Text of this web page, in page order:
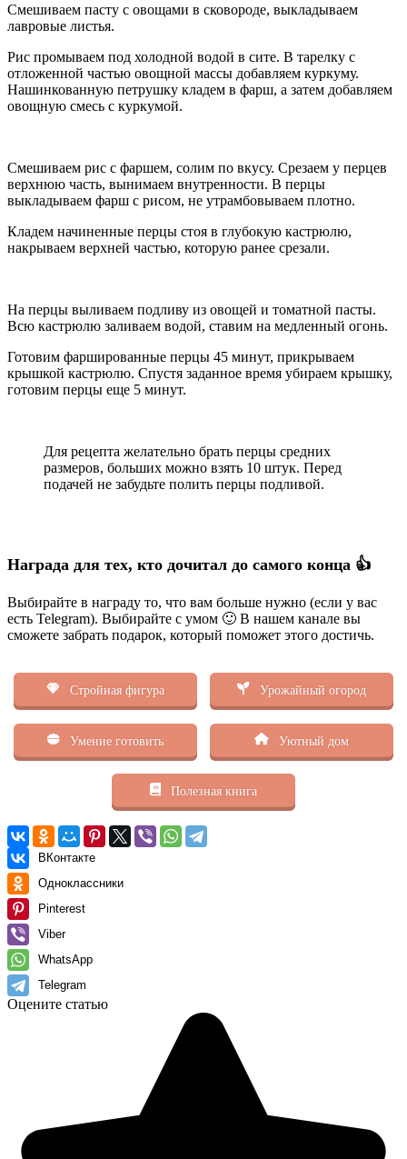
Смешиваем пасту с овощами в сковороде, выкладываем
лавровые листья.
Рис промываем под холодной водой в сите. В тарелку с
отложенной частью овощной массы добавляем куркуму.
Нашинкованную петрушку кладем в фарш, а затем добавляем
овощную смесь с куркумой.
Смешиваем рис с фаршем, солим по вкусу. Срезаем у перцев
верхнюю часть, вынимаем внутренности. В перцы
выкладываем фарш с рисом, не утрамбовываем плотно.
Кладем начиненные перцы стоя в глубокую кастрюлю,
накрываем верхней частью, которую ранее срезали.
На перцы выливаем подливу из овощей и томатной пасты.
Всю кастрюлю заливаем водой, ставим на медленный огонь.
Готовим фаршированные перцы 45 минут, прикрываем
крышкой кастрюлю. Спустя заданное время убираем крышку,
готовим перцы еще 5 минут.
Для рецепта желательно брать перцы средних
размеров, больших можно взять 10 штук. Перед
подачей не забудьте полить перцы подливой.
Награда для тех, кто дочитал до самого конца 👍
Выбирайте в награду то, что вам больше нужно (если у вас
есть Telegram). Выбирайте с умом 🙂 В нашем канале вы
сможете забрать подарок, который поможет этого достичь.
Стройная фигура Урожайный огород
Умение готовить Уютный дом
Полезная книга
ВКонтакте
Одноклассники
Pinterest
Viber
WhatsApp
Telegram
Оцените статью